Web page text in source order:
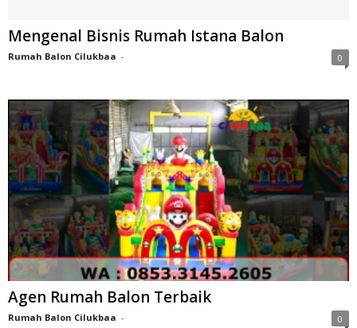
Mengenal Bisnis Rumah Istana Balon
Rumah Balon Cilukbaa - 0
Agen Rumah Balon Terbaik
Rumah Balon Cilukbaa - 0